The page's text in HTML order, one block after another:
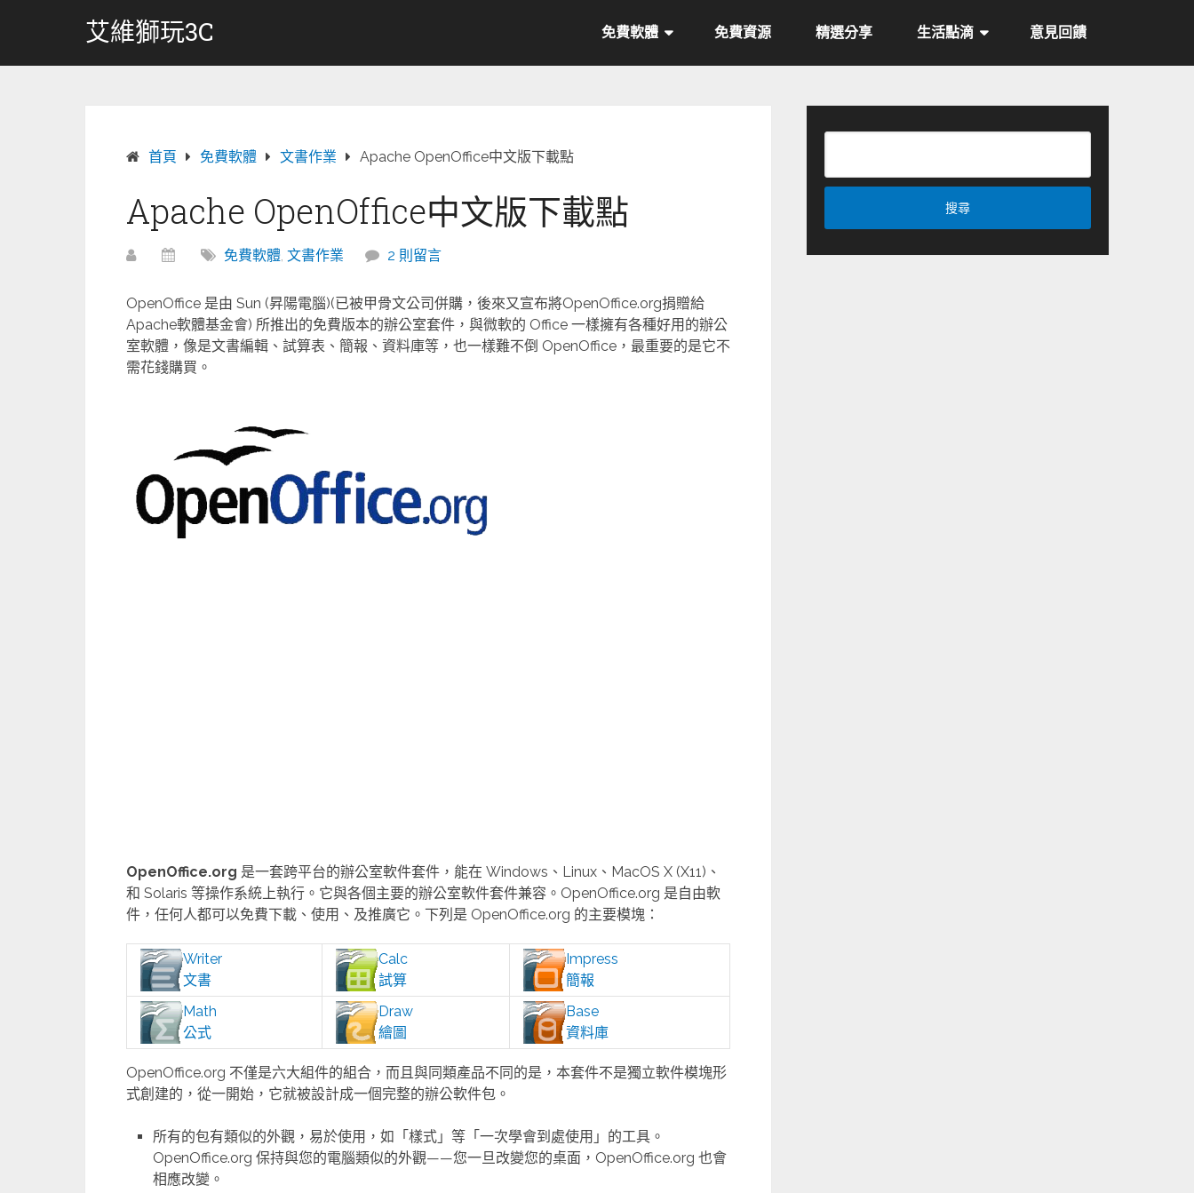
艾維獅玩3C 免費軟體 免費資源 精選分享 生活點滴 意見回饋
首頁 免費軟體 文書作業 Apache OpenOffice中文版下載點
Apache OpenOffice中文版下載點
免費軟體, 文書作業 2 則留言
OpenOffice 是由 Sun (昇陽電腦)(已被甲骨文公司併購，後來又宣布將OpenOffice.org捐贈給
Apache軟體基金會) 所推出的免費版本的辦公室套件，與微軟的 Office 一樣擁有各種好用的辦公
室軟體，像是文書編輯、試算表、簡報、資料庫等，也一樣難不倒 OpenOffice，最重要的是它不
需花錢購買。
OpenOffice.org 是一套跨平台的辦公室軟件套件，能在 Windows、Linux、MacOS X (X11)、
和 Solaris 等操作系統上執行。它與各個主要的辦公室軟件套件兼容。OpenOffice.org 是自由軟
件，任何人都可以免費下載、使用、及推廣它。下列是 OpenOffice.org 的主要模塊：
Writer
文書
Calc
試算
Impress
簡報
Math
公式
Draw
繪圖
Base
資料庫
OpenOffice.org 不僅是六大組件的組合，而且與同類產品不同的是，本套件不是獨立軟件模塊形
式創建的，從一開始，它就被設計成一個完整的辦公軟件包。
所有的包有類似的外觀，易於使用，如「樣式」等「一次學會到處使用」的工具。
OpenOffice.org 保持與您的電腦類似的外觀——您一旦改變您的桌面，OpenOffice.org 也會
相應改變。